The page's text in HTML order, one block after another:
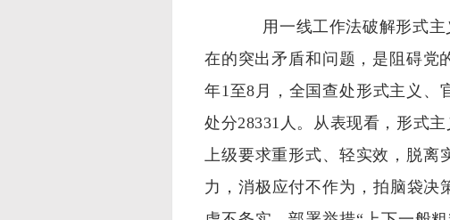
用一线工作法破解形式主
在的突出矛盾和问题，是阻碍党
年1至8月，全国查处形式主义、
处分28331人。从表现看，形式
上级要求重形式、轻实效，脱离
力，消极应付不作为，拍脑袋决